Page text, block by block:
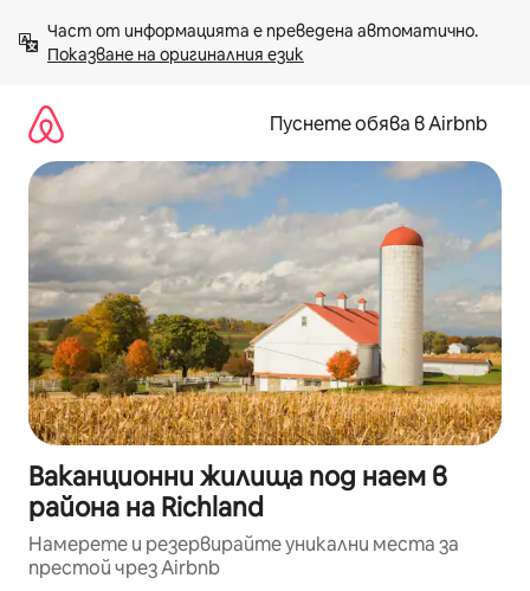
към
съдържанието
Показване на оригиналния език
Пуснете обява в Airbnb
Ваканционни жилища под наем в
района на Richland
Намерете и резервирайте уникални места за
престой чрез Airbnb